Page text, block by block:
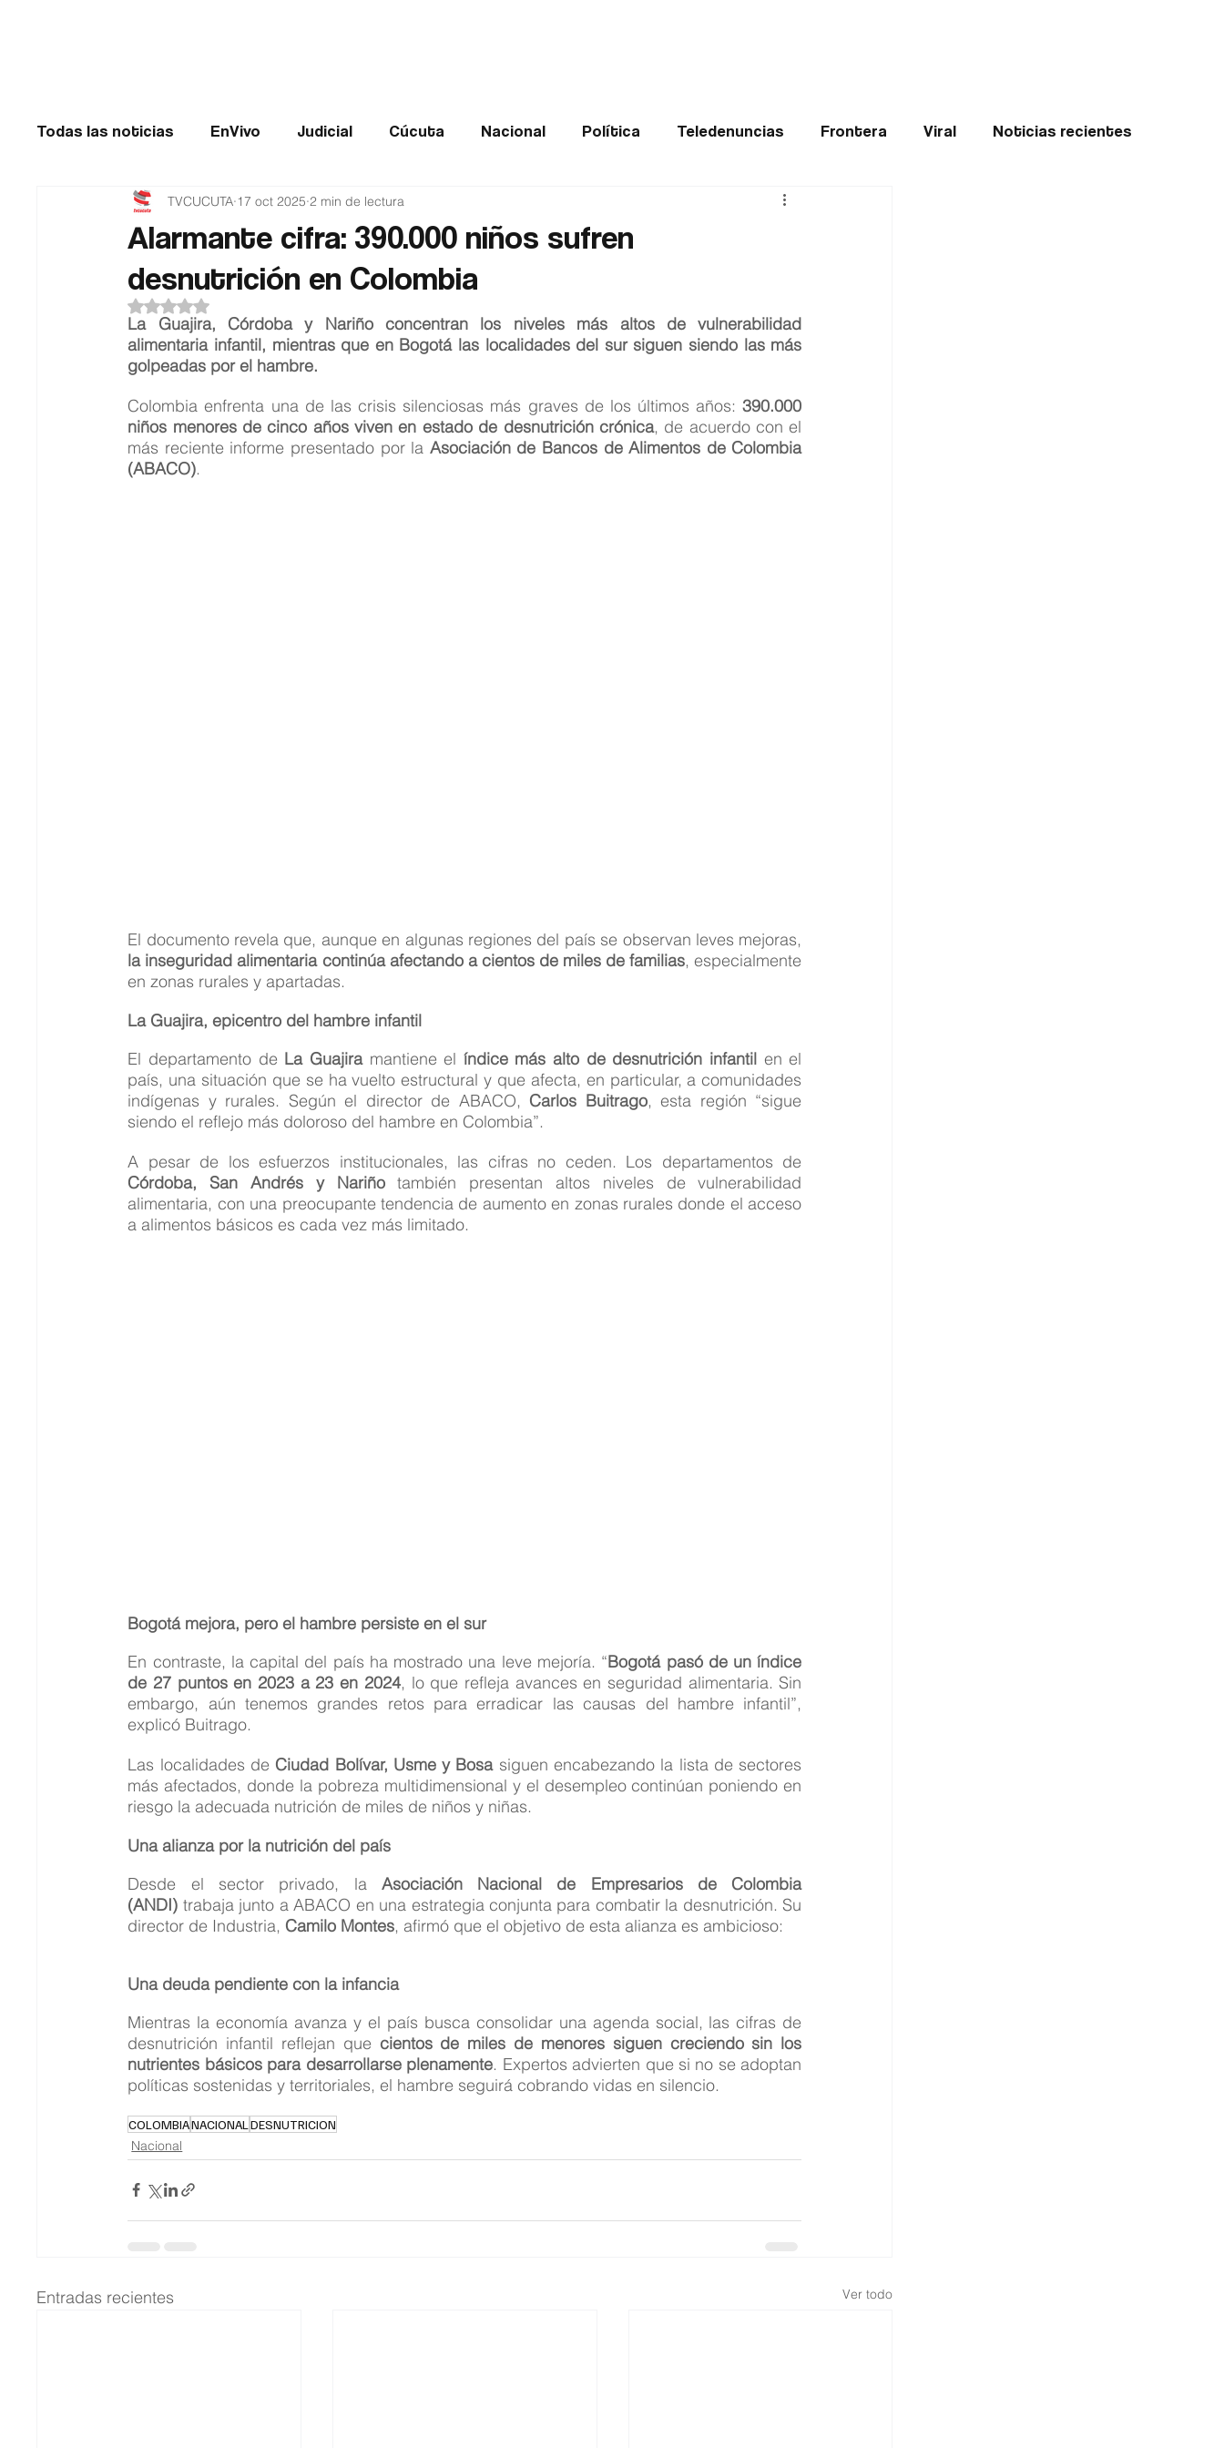
Todas las noticias EnVivo Judicial Cúcuta Nacional Política Teledenuncias Frontera Viral Noticias recientes
Entretenimiento Historias de impacto Buenas noticias
Catatumbo TRANSMILENIO Salud Norte de Santander
Alarmante cifra: 390.000 niños sufren
desnutrición en Colombia
TVCUCUTA 17 oct 2025 2 min de lectura
Obtuvo NaN de 5 estrellas.
La Guajira, Córdoba y Nariño concentran los niveles más altos de vulnerabilidad
alimentaria infantil, mientras que en Bogotá las localidades del sur siguen siendo las más
golpeadas por el hambre.
Colombia enfrenta una de las crisis silenciosas más graves de los últimos años: 390.000
niños menores de cinco años viven en estado de desnutrición crónica, de acuerdo con el
más reciente informe presentado por la Asociación de Bancos de Alimentos de Colombia
(ABACO).
la inseguridad alimentaria continúa afectando a cientos de miles de familias, especialmente
en zonas rurales y apartadas.
La Guajira, epicentro del hambre infantil
El departamento de La Guajira mantiene el índice más alto de desnutrición infantil en el
país, una situación que se ha vuelto estructural y que afecta, en particular, a comunidades
indígenas y rurales. Según el director de ABACO, Carlos Buitrago, esta región “sigue
siendo el reflejo más doloroso del hambre en Colombia”.
Córdoba, San Andrés y Nariño también presentan altos niveles de vulnerabilidad
alimentaria, con una preocupante tendencia de aumento en zonas rurales donde el acceso
a alimentos básicos es cada vez más limitado.
Bogotá mejora, pero el hambre persiste en el sur
En contraste, la capital del país ha mostrado una leve mejoría. “Bogotá pasó de un índice
de 27 puntos en 2023 a 23 en 2024, lo que refleja avances en seguridad alimentaria. Sin
embargo, aún tenemos grandes retos para erradicar las causas del hambre infantil”,
explicó Buitrago.
Las localidades de Ciudad Bolívar, Usme y Bosa siguen encabezando la lista de sectores
más afectados, donde la pobreza multidimensional y el desempleo continúan poniendo en
riesgo la adecuada nutrición de miles de niños y niñas.
Una alianza por la nutrición del país
Desde el sector privado, la Asociación Nacional de Empresarios de Colombia
(ANDI) trabaja junto a ABACO en una estrategia conjunta para combatir la desnutrición. Su
director de Industria, Camilo Montes, afirmó que el objetivo de esta alianza es ambicioso:
Una deuda pendiente con la infancia
Mientras la economía avanza y el país busca consolidar una agenda social, las cifras de
desnutrición infantil reflejan que cientos de miles de menores siguen creciendo sin los
nutrientes básicos para desarrollarse plenamente. Expertos advierten que si no se adoptan
políticas sostenidas y territoriales, el hambre seguirá cobrando vidas en silencio.
COLOMBIANACIONAL DESNUTRICION
Nacional
Entradas recientes Ver todo